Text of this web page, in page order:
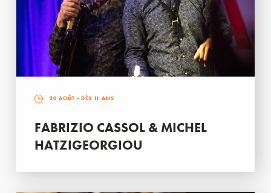
30 AOÛT - DÈS 11 ANS
FABRIZIO CASSOL & MICHEL
HATZIGEORGIOU